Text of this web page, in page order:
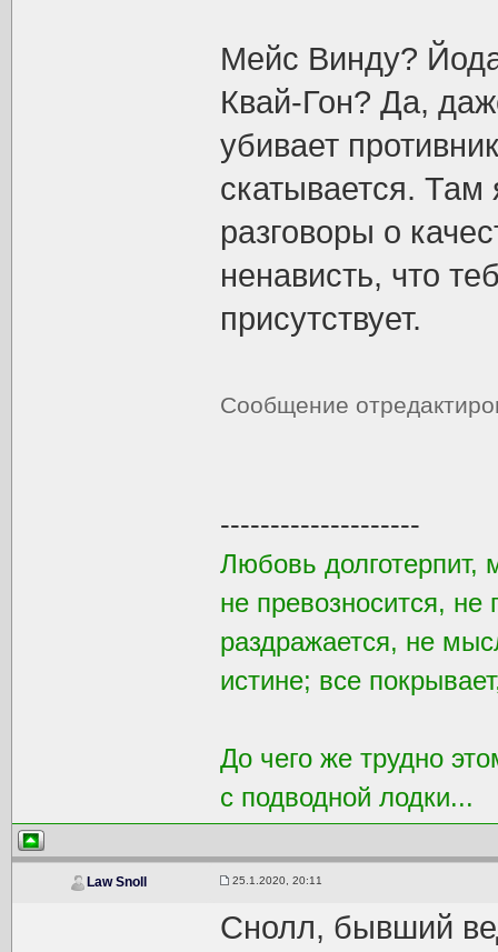
Мейс Винду?
Квай-Гон? Да,
убивает
скатывается. Там
разговоры о
ненависть, что
присутствует.
Сообщение
--------------------
Любовь долготерпит,
не превозносится, не
раздражается, не
истине; все
До чего же трудно
с подводной лодки...
Law Snoll 25.1.2020, 20:11
Снолл, бывший